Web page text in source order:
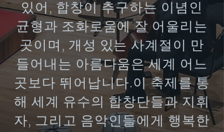
있어, 합창이 추구하는 이념인
균형과 조화로움에 잘 어울리는
곳이며, 개성 있는 사계절이 만
들어내는 아름다움은 세계 어느
곳보다 뛰어납니다.이 축제를 통
해 세계 유수의 합창단들과 지휘
자, 그리고 음악인들에게 행복한